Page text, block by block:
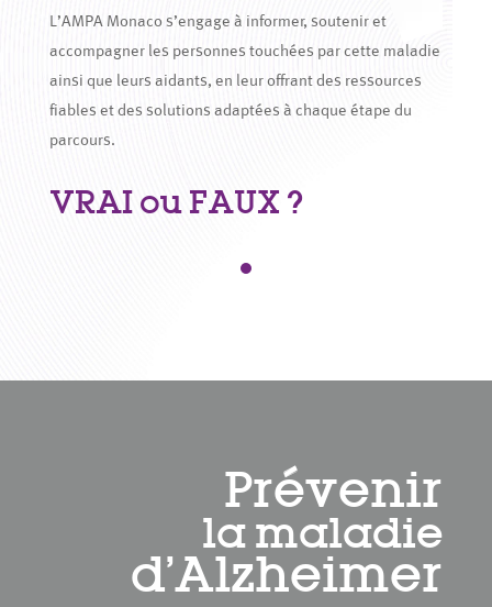
L’AMPA Monaco s’engage à informer, soutenir et
accompagner les personnes touchées par cette maladie
ainsi que leurs aidants, en leur offrant des ressources
fiables et des solutions adaptées à chaque étape du
parcours.
VRAI ou FAUX ?
Prévenir
la maladie
d’Alzheimer